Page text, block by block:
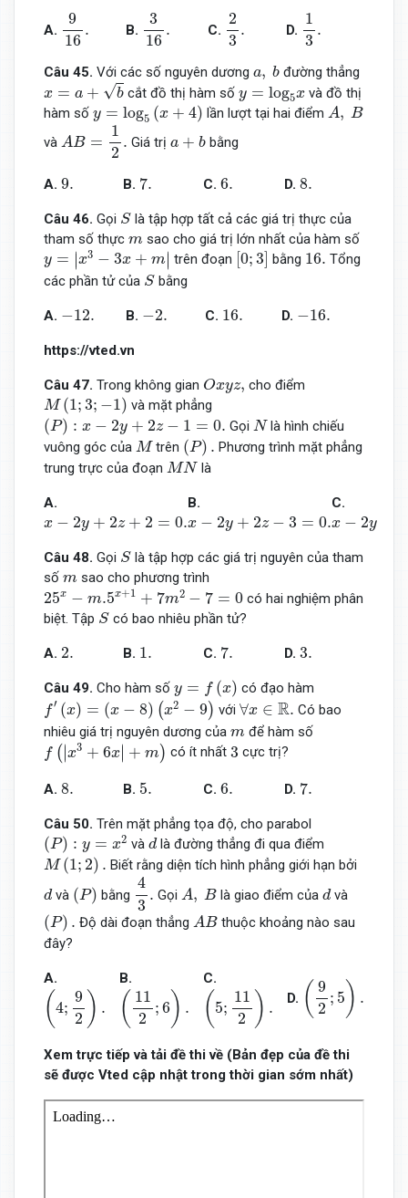
A.
9
16
.
916
B.
3
16
.
316
C.
2
3
.
23
D.
1
3
.
1
Câu 45. Với các số nguyên dương a, b
a bđường thẳng
x = a + √b
x=a b
cắt đồ thị hàm số y = log5x
y= log5x
và đồ thị
hàm số y = log5 (x + 4)
y =log +4 lần lượt tại hai điểm A, B
A, B
và AB =
1
2
.
A B= 12
Giá trị a + b
a b bằng
A. 9.
9. B. 7.
7. C. 6.
6. D. 8.
8.
Câu 46. Gọi S
Slà tập hợp tất cả các giá trị thực của
tham số thực m
m sao cho giá trị lớn nhất của hàm số
y = ∣∣x3 − 3x + m∣∣
y=|x3−3 x+m|
trên đoạn 0;3
[0;3] bằng 16.
16. Tổng
các phần tử của S
Sbằng
A. −12.
12. B. −2.
2. C. 16.
16. D. −16.
16.
https://vted.vn
Câu 47. Trong không gian Oxyz,
Ox cho điểm
M (1; 3; −1)
M(1; ;− và mặt phẳng
(P) : x − 2y + 2z − 1 = 0.
(P): − 2y 2z − = 0. Gọi N
Nlà hình chiếu
vuông góc của M
Mtrên (P) .
(P).
Phương trình mặt phẳng
trung trực của đoạn MN
MN là
A.
x − 2y + 2z + 2 = 0.
x y+2 z +2= 0.
B.
x − 2y + 2z − 3 = 0.
x y+2 z −3=
C.
x − 2y
x y+2
Câu 48. Gọi S
Slà tập hợp các giá trị nguyên của tham
số m
m sao cho phương trình
25x − m.5x+1 + 7m2 − 7 = 0
25x− m.5 x+1+7m2−7=0
có hai nghiệm phân
biệt. Tập S
Scó bao nhiêu phần tử?
A. 2.
2. B. 1.
1. C. 7.
7. D. 3.
3.
Câu 49. Cho hàm số y = f (x)
y= x) có đạo hàm
f′ (x) = (x − 8) (x2 − 9)
f′( x = 8 2−9 )
với ∀x ∈ R.
∀ ∈ R.
Có bao
nhiêu giá trị nguyên dương của m
m để hàm số
f (∣∣x3 + 6x∣
∣ + m)
f(|x3+6x|+m)
có ít nhất 3
3 cực trị?
A. 8.
8. B. 5.
5. C. 6.
6. D. 7.
7.
Câu 50. Trên mặt phẳng tọa độ, cho parabol
(P) : y = x2
(P): y=x 2
và d
dlà đường thẳng đi qua điểm
M (1; 2) .
M(1; 2). Biết rằng diện tích hình phẳng giới hạn bởi
d
dvà (P)
(P) bằng
4
3
.
43
Gọi A, B
A, B là giao điểm của d
dvà
(P) .
(P). Độ dài đoạn thẳng AB
AB thuộc khoảng nào sau
đây?
A.
(4;
9
2 ) .
( 4 2) .
B.
( 11
2
;6 ) .
(112 .
C.
( 5;
11
2
) .
(5 112 .
D. ( 9
2
; 5 ) .
9 2 .
Xem trực tiếp và tải đề thi về (Bản đẹp của đề thi
sẽ được Vted cập nhật trong thời gian sớm nhất)